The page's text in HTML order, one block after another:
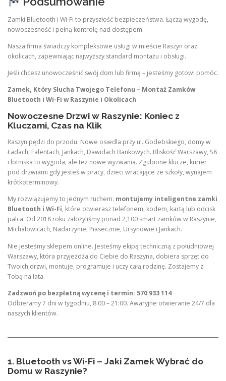
Zamki Bluetooth i Wi-Fi to przyszłość bezpieczeństwa. Łączą wygodę,
nowoczesność i pełną kontrolę nad dostępem.
Nasza firma świadczy kompleksowe usługi w mieście Raszyn oraz
okolicach, zapewniając najwyższy standard montażu i obsługi.
Jeśli chcesz unowocześnić swój dom lub firmę – jesteśmy gotowi pomóc.
Zamek, Który Słucha Twojego Telefonu – Montaż Zamków
Bluetooth i Wi-Fi w Raszynie i Okolicach
Nowoczesne Drzwi w Raszynie: Koniec z
Kluczami, Czas na Klik
Raszyn pędzi do przodu. Nowe osiedla przy ul. Godebskiego, domy w
Ładach, Falentach, Jankach, Dawidach Bankowych. Bliskość Warszawy, S8
i lotniska to wygoda, ale też nowe wyzwania. Zgubione klucze, kurier
pod drzwiami gdy jesteś w pracy, dzieci wracające ze szkoły, wynajem
krótkoterminowy.
My rozwiązujemy to jednym ruchem: montujemy inteligentne zamki
Bluetooth i Wi-Fi, które otwierasz telefonem, kodem, kartą lub odcisk
palca. Od 2018 roku założyliśmy ponad 2,100 smart zamków w Raszynie,
Michałowicach, Nadarzynie, Piasecznie, Ursynowie i Jankach.
Nie jesteśmy sklepem online. Jesteśmy ekipą techniczną z południowej
Warszawy, która przyjeżdża do Ciebie do Raszyna, dobiera sprzęt do
Twoich drzwi, montuje, programuje i uczy całą rodzinę. Zostajemy z
Tobą na lata.
Zadzwoń po bezpłatną wycenę i termin: 570 933 114
Odbieramy 7 dni w tygodniu, 8:00 – 21:00. Awaryjne otwieranie 24/7 dla
naszych klientów.
1. Bluetooth vs Wi-Fi – Jaki Zamek Wybrać do
Domu w Raszynie?